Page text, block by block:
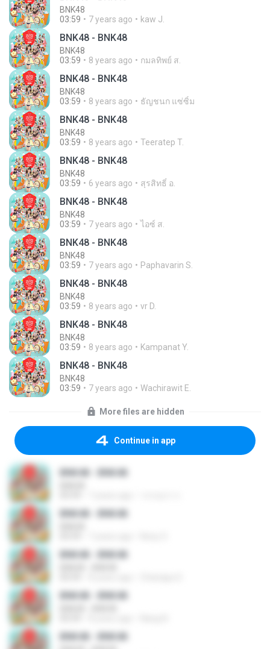
BNK48
03:59
7 years ago kaw J.
BNK48 - BNK48
BNK48
03:59
8 years ago กมลทิพย์ ส.
BNK48 - BNK48
BNK48
03:59
8 years ago ธัญชนก แซ่ซิ้ม
BNK48 - BNK48
BNK48
03:59
8 years ago Teeratep T.
BNK48 - BNK48
BNK48
03:59
6 years ago สุรสิทธิ์ อ.
BNK48 - BNK48
BNK48
03:59
7 years ago ไอซ์ ส.
BNK48 - BNK48
BNK48
03:59
7 years ago Paphavarin S.
BNK48 - BNK48
BNK48
03:59
8 years ago vr D.
BNK48 - BNK48
BNK48
03:59
8 years ago Kampanat Y.
BNK48 - BNK48
BNK48
03:59
7 years ago Wachirawit E.
More files are hidden
Continue in app
BNK48 - BNK48
BNK48 - BNK48
BNK48 - BNK48
BNK48 - BNK48
BNK48 - BNK48